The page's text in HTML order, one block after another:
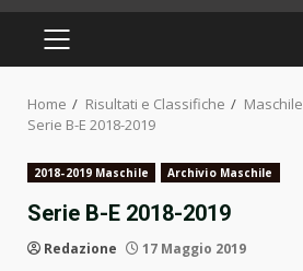
PRIMARY
MENU
Home Risultati e Classifiche Maschile
Serie B-E 2018-2019
2018-2019 Maschile Archivio Maschile
Serie B-E 2018-2019
Redazione 17 Maggio 2019